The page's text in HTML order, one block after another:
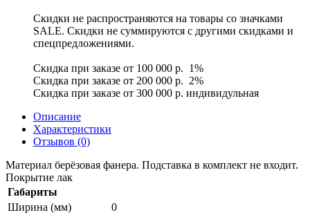
Скидки не распространяются на товары со значками
SALE. Скидки не суммируются с другими скидками и
спецпредложениями.
Скидка при заказе от 100 000 р. 1%
Скидка при заказе от 200 000 р. 2%
Скидка при заказе от 300 000 р. индивидульная
Описание
Характеристики
Отзывов (0)
Материал берёзовая фанера. Подставка в комплект не входит.
Покрытие лак
Габариты
Ширина (мм)
0